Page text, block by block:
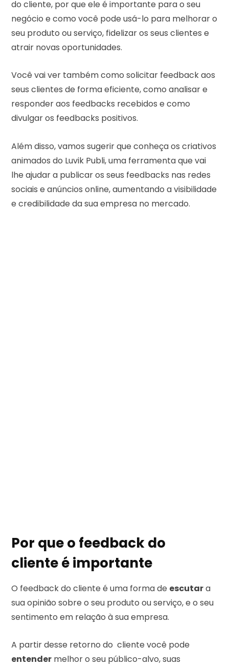
do cliente, por que ele é importante para o seu
negócio e como você pode usá-lo para melhorar o
seu produto ou serviço, fidelizar os seus clientes e
atrair novas oportunidades.
Você vai ver também como solicitar feedback aos
seus clientes de forma eficiente, como analisar e
responder aos feedbacks recebidos e como
divulgar os feedbacks positivos.
Além disso, vamos sugerir que conheça os criativos
animados do Luvik Publi, uma ferramenta que vai
lhe ajudar a publicar os seus feedbacks nas redes
sociais e anúncios online, aumentando a visibilidade
e credibilidade da sua empresa no mercado.
Por que o feedback do
cliente é importante
O feedback do cliente é uma forma de escutara
sua opinião sobre o seu produto ou serviço, e o seu
sentimento em relação à sua empresa.
A partir desse retorno do cliente você pode
entender melhor o seu público-alvo, suas